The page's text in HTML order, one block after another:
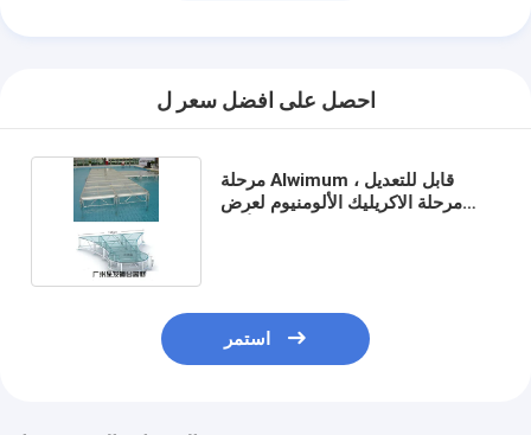
احصل على افضل سعر ل
مرحلة Alwimum قابل للتعديل ،
مرحلة الاكريليك الألومنيوم لعرض
استمر